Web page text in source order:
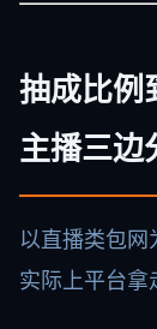
抽成比例
主播三边
以直播类包网
实际上平台拿